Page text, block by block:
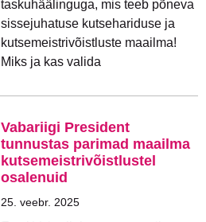
taskuhäälinguga, mis teeb põneva
sissejuhatuse kutsehariduse ja
kutsemeistrivõistluste maailma!
Miks ja kas valida
Vabariigi President
tunnustas parimad maailma
kutsemeistrivõistlustel
osalenuid
25. veebr. 2025